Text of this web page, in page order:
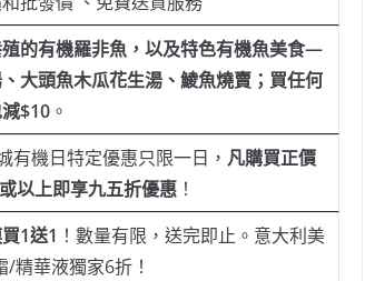
的有機羅非魚，以及特色有機魚美食—
大頭魚木瓜花生湯、鯪魚燒賣；買任何
$10 。
有機日特定優惠只限一日， 凡購買正價
以上即享九五折優惠 ！
1送1 ！數量有限，送完即止。意大利美
精華液獨家6折！